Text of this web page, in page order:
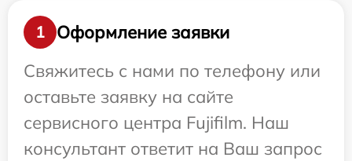
1
Оформление заявки
Свяжитесь с нами по телефону или
оставьте заявку на сайте
сервисного центра Fujifilm. Наш
консультант ответит на Ваш запрос